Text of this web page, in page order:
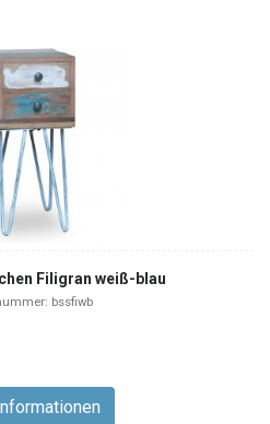
Filigran weiß-blau
bssfiwb